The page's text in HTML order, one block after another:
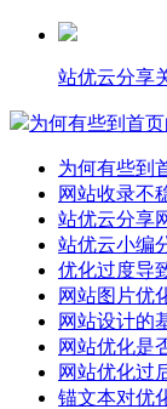
站优云分享
为何有些到首
为何有些到
网站收录不
站优云分享
站优云小编
优化过度导
网站图片优
网站设计的
网站优化是
网站优化过
锚文本对优